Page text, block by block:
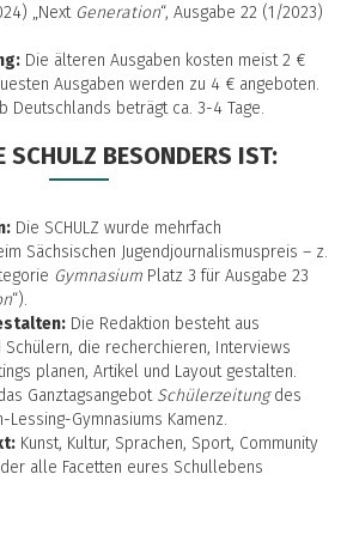
„Next Generation“, Ausgabe 22 (1/2023)
Die älteren Ausgaben kosten meist 2 €
Ausgaben werden zu 4 € angeboten.
Deutschlands beträgt ca. 3-4 Tage.
SCHULZ BESONDERS IST:
Die SCHULZ wurde mehrfach
Sächsischen Jugendjournalismuspreis – z.
Gymnasium Platz 3 für Ausgabe 23
“).
Die Redaktion besteht aus
Schülern, die recherchieren, Interviews
planen, Artikel und Layout gestalten.
Ganztagsangebot Schülerzeitungdes
Lessing-Gymnasiums Kamenz.
Kunst, Kultur, Sprachen, Sport, Community
alle Facetten eures Schullebens